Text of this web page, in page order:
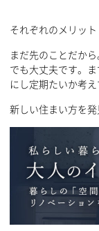
それぞれのメリッ
まだ先のことだか
でも大丈夫です。
にし定期たいか考え
新しい住まい方を